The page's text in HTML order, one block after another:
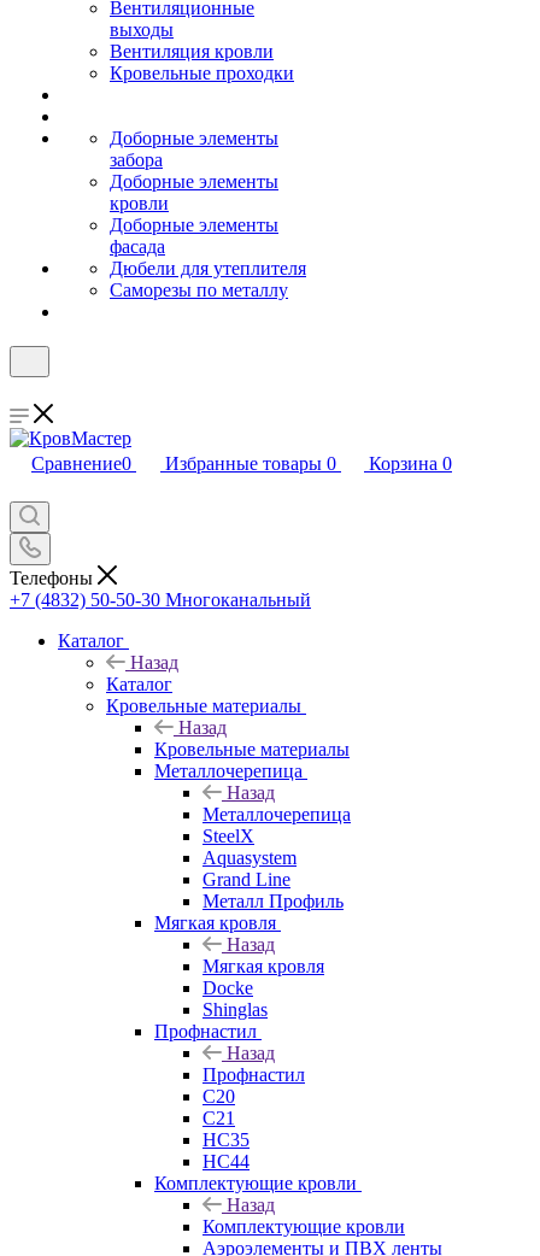
Вентиляционные
выходы
Вентиляция кровли
Кровельные проходки
Доборные элементы
забора
Доборные элементы
кровли
Доборные элементы
фасада
Дюбели для утеплителя
Саморезы по металлу
Сравнение0 Избранные товары 0 Корзина 0
Телефоны
+7 (4832) 50-50-30 Многоканальный
Каталог
Назад
Каталог
Кровельные материалы
Назад
Кровельные материалы
Металлочерепица
Назад
Металлочерепица
SteelX
Aquasystem
Grand Line
Металл Профиль
Мягкая кровля
Назад
Мягкая кровля
Docke
Shinglas
Профнастил
Назад
Профнастил
C20
C21
НС35
НС44
Комплектующие кровли
Назад
Комплектующие кровли
Аэроэлементы и ПВХ ленты